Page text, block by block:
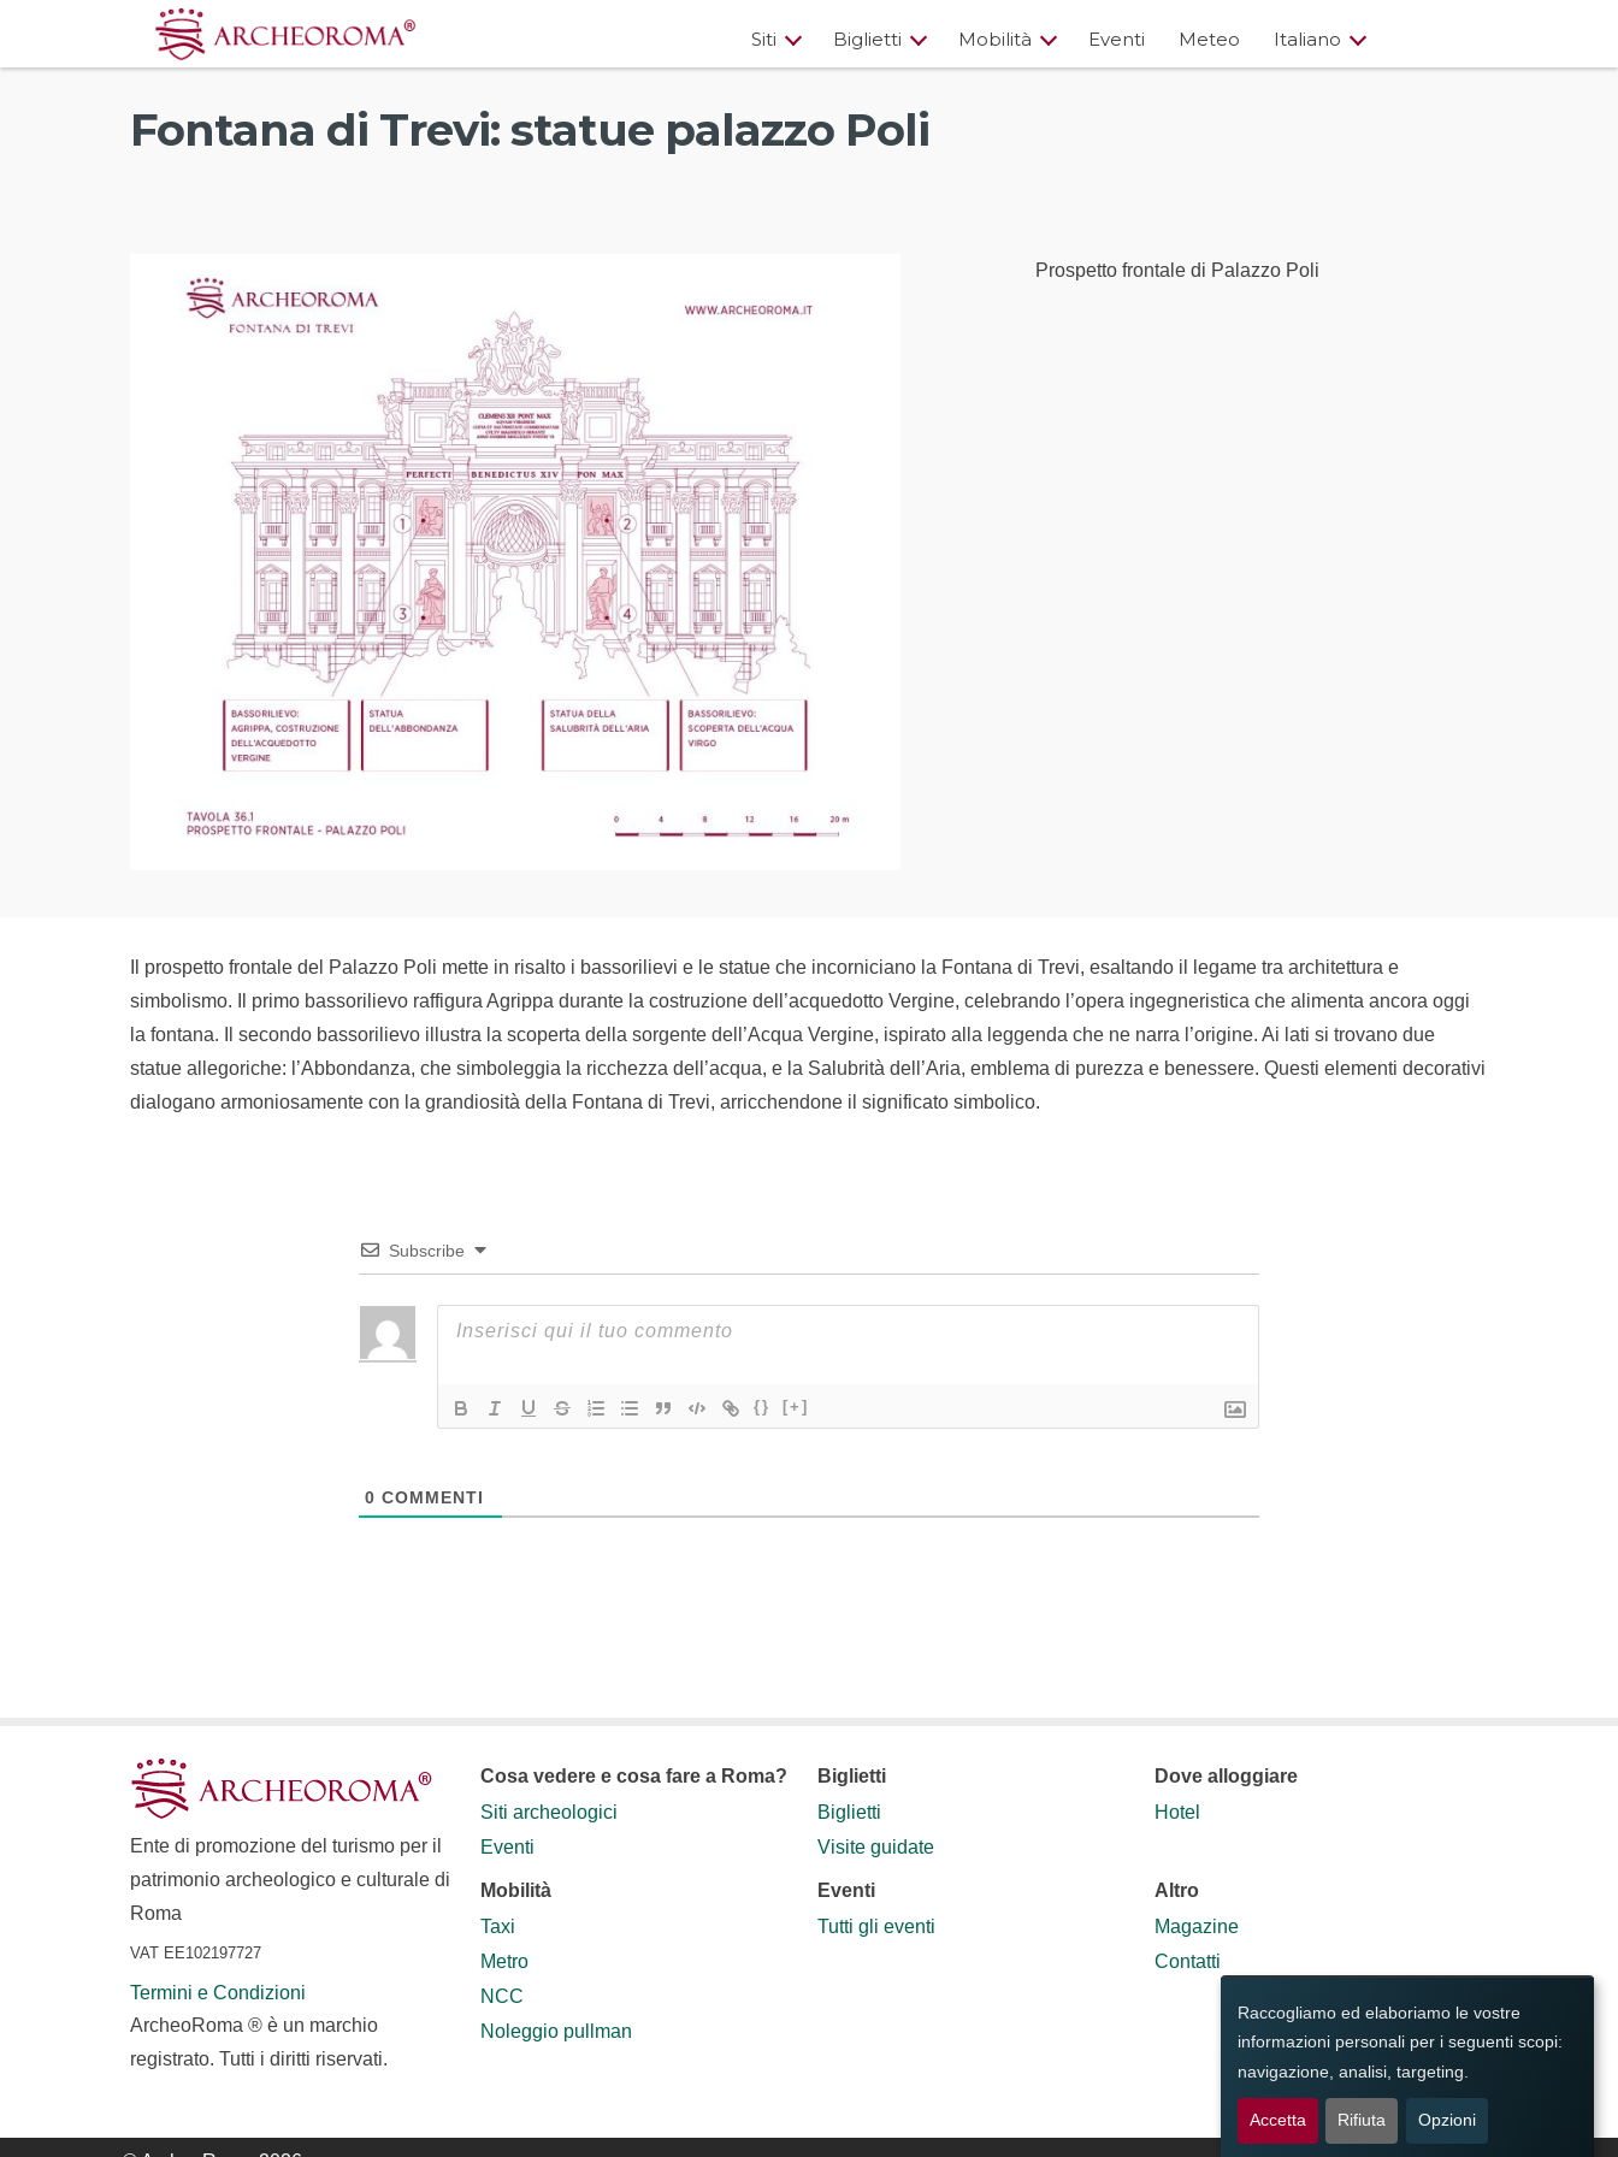
Raccogliamo ed elaboriamo le vostre
informazioni personali per i seguenti scopi:
navigazione, analisi, targeting
Accetta Rifiuta Opzioni
Siti Biglietti Mobilità Eventi Meteo Italiano
ArcheoRoma/Media/ Fontana di Trevi: statue palazzo Poli
Fontana di Trevi: statue palazzo Poli
Prospetto frontale di Palazzo Poli
Il prospetto frontale del Palazzo Poli mette in risalto i bassorilievi e le statue che incorniciano la Fontana di Trevi, esaltando il legame tra architettura e
simbolismo. Il primo bassorilievo raffigura Agrippa durante la costruzione dell’acquedotto Vergine, celebrando l’opera ingegneristica che alimenta ancora oggi
la fontana. Il secondo bassorilievo illustra la scoperta della sorgente dell’Acqua Vergine, ispirato alla leggenda che ne narra l’origine. Ai lati si trovano due
statue allegoriche: l’Abbondanza, che simboleggia la ricchezza dell’acqua, e la Salubrità dell’Aria, emblema di purezza e benessere. Questi elementi decorativi
dialogano armoniosamente con la grandiosità della Fontana di Trevi, arricchendone il significato simbolico.
Subscribe
{} [+]
0 COMMENTI
Ente di promozione del turismo per il
patrimonio archeologico e culturale di
Roma
VAT EE102197727
Termini e Condizioni
ArcheoRoma ® è un marchio
registrato. Tutti i diritti riservati.
Cosa vedere e cosa fare a Roma?
Siti archeologici
Eventi
Biglietti
Biglietti
Visite guidate
Dove alloggiare
Hotel
Mobilità
Taxi
Metro
NCC
Noleggio pullman
Eventi
Tutti gli eventi
Altro
Magazine
Contatti